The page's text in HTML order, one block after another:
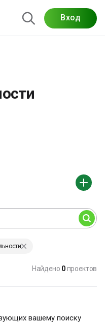
Вход
Найдено 0проектов
вашему поиску